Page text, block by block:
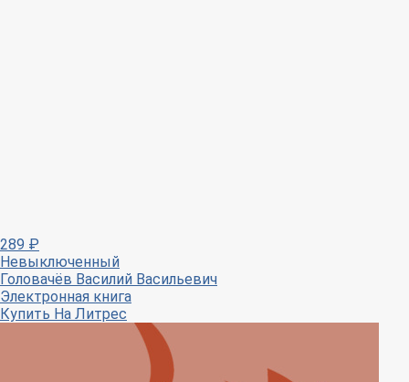
289 ₽
Невыключенный
Головачёв Василий Васильевич
Электронная книга
Купить На Литрес